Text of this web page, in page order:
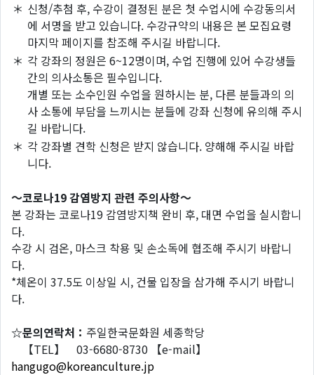
＊ 신청/추첨 후, 수강이 결정된 분은 첫 수업시에 수강동의서
에 서명을 받고 있습니다. 수강규약의 내용은 본 모집요령
마지막 페이지를 참조해 주시길 바랍니다.
＊ 각 강좌의 정원은 6~12명이며, 수업 진행에 있어 수강생들
간의 의사소통은 필수입니다.
개별 또는 소수인원 수업을 원하시는 분, 다른 분들과의 의
사 소통에 부담을 느끼시는 분들에 강좌 신청에 유의해 주시
길 바랍니다.
＊ 각 강좌별 견학 신청은 받지 않습니다. 양해해 주시길 바랍
니다.
～코로나19 감염방지 관련 주의사항～
본 강좌는 코로나19 감염방지책 완비 후, 대면 수업을 실시합니
다.
수강 시 검온, 마스크 착용 및 손소독에 협조해 주시기 바랍니
다.
*체온이 37.5도 이상일 시, 건물 입장을 삼가해 주시기 바랍니
다.
☆문의연락처： 주일한국문화원 세종학당
【TEL】 03-6680-8730 【e-mail】
hangugo@koreanculture.jp